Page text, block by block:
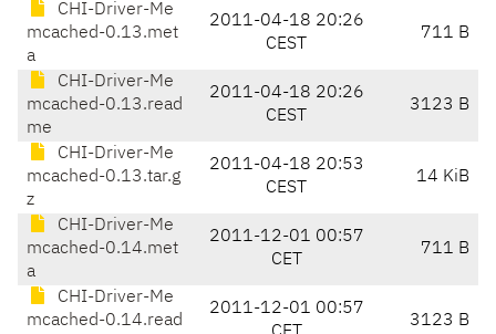
CHI-Driver-Me
mcached-0.13.met
a
2011-04-18 20:26
CEST
711 B
CHI-Driver-Me
mcached-0.13.read
me
2011-04-18 20:26
CEST
3123 B
CHI-Driver-Me
mcached-0.13.tar.g
z
2011-04-18 20:53
CEST
14 KiB
CHI-Driver-Me
mcached-0.14.met
a
2011-12-01 00:57
CET
711 B
CHI-Driver-Me
mcached-0.14.read
2011-12-01 00:57
3123 B